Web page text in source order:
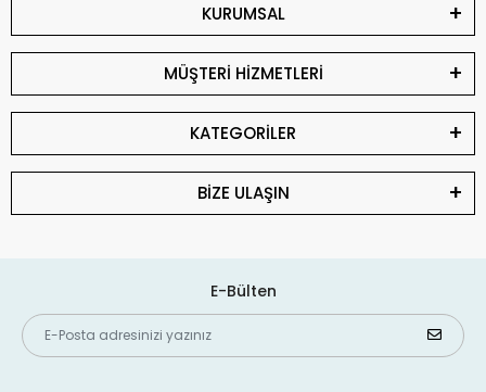
KURUMSAL
MÜŞTERİ HİZMETLERİ
KATEGORİLER
BİZE ULAŞIN
E-Bülten